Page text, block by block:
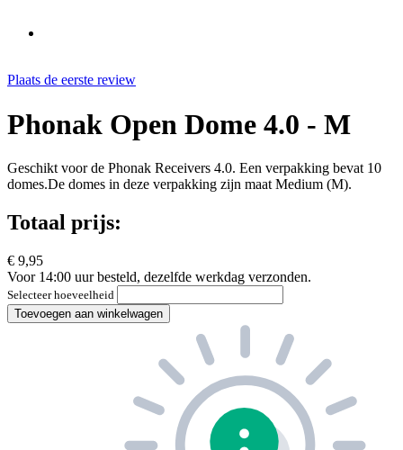
Plaats de eerste review
Phonak Open Dome 4.0 - M
Geschikt voor de Phonak Receivers 4.0. Een verpakking bevat 10
domes.De domes in deze verpakking zijn maat Medium (M).
Totaal prijs:
€ 9,95
Voor 14:00 uur besteld, dezelfde werkdag verzonden.
Selecteer hoeveelheid
Toevoegen aan winkelwagen